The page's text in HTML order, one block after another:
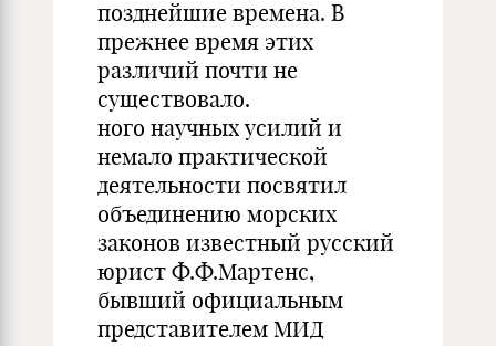
позднейшие времена. В
прежнее время этих
различий почти не
существовало.
ного научных усилий и
немало практической
деятельности посвятил
объединению морских
законов известный русский
юрист Ф.Ф.Мартенс,
бывший официальным
представителем МИД